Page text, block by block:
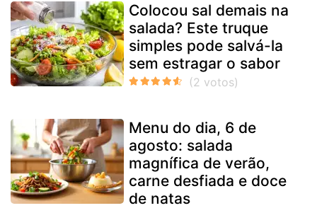
Colocou sal demais na
salada? Este truque
simples pode salvá-la
sem estragar o sabor
Menu do dia, 6 de
agosto: salada
magnífica de verão,
carne desfiada e doce
de natas